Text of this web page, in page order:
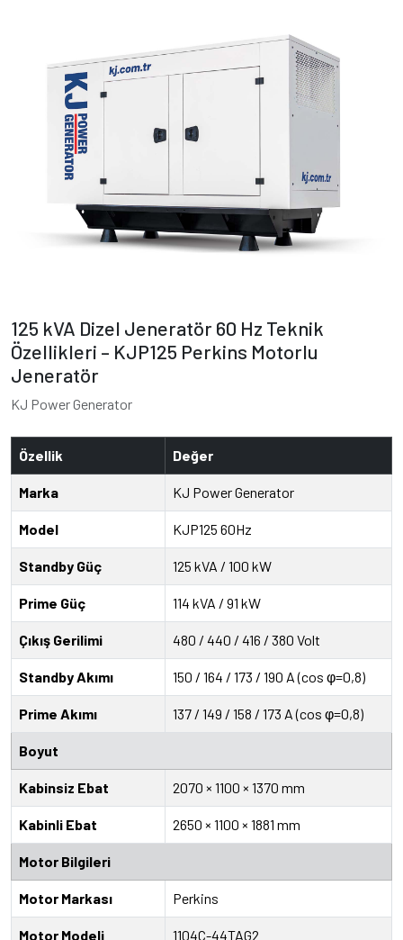
125 kVA Dizel Jeneratör 60 Hz Teknik
Özellikleri – KJP125 Perkins Motorlu
Jeneratör
KJ Power Generator
Özellik Değer
Marka KJ Power Generator
Model KJP125 60Hz
Standby Güç 125 kVA / 100 kW
Prime Güç 114 kVA / 91 kW
Çıkış Gerilimi 480 / 440 / 416 / 380 Volt
Standby Akımı 150 / 164 / 173 / 190 A (cos φ=0,8)
Prime Akımı 137 / 149 / 158 / 173 A (cos φ=0,8)
Boyut
Kabinsiz Ebat 2070 × 1100 × 1370 mm
Kabinli Ebat 2650 × 1100 × 1881 mm
Motor Bilgileri
Motor Markası Perkins
Motor Modeli 1104C-44TAG2